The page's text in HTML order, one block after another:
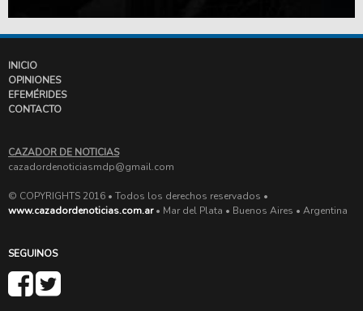
INICIO
OPINIONES
EFEMÉRIDES
CONTACTO
CAZADOR DE NOTICIAS
cazadordenoticiasmdp@gmail.com
© COPYRIGHTS 2016 • Todos los derechos reservados •
www.cazadordenoticias.com.ar• Mar del Plata • Buenos Aires • Argentina
SEGUINOS